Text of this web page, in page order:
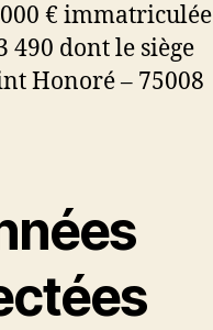
€ immatriculée
490 dont le siège
Honoré – 75008